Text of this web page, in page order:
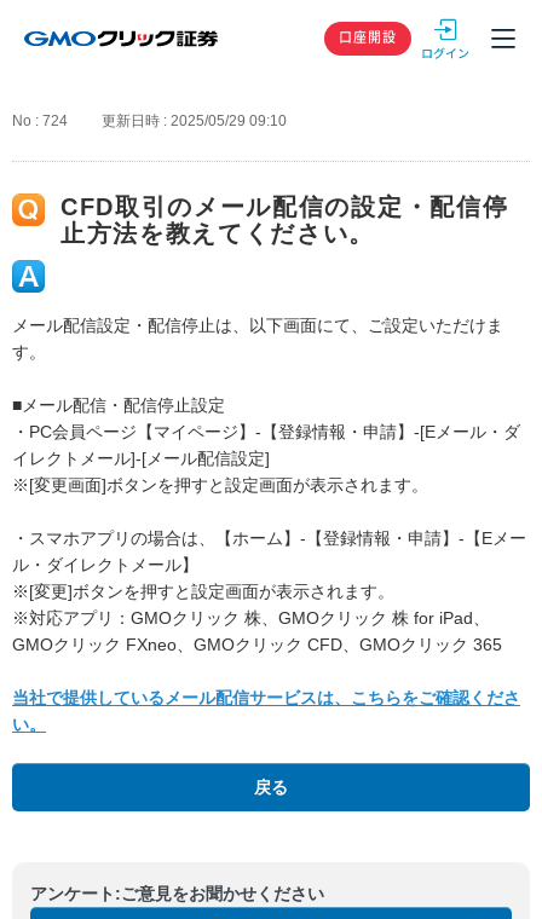
GMOクリック
口座開設
No : 724 更新日時 : 2025/05/29 09:10
CFD取引のメール配信の設定・配信停
止方法を教えてください。
メール配信設定・配信停止は、以下画面にて、ご設定いただけま
す。
■メール配信・配信停止設定
・PC会員ページ【マイページ】-【登録情報・申請】-[Eメール・ダ
イレクトメール]-[メール配信設定]
※[変更画面]ボタンを押すと設定画面が表示されます。
・スマホアプリの場合は、【ホーム】-【登録情報・申請】-【Eメー
ル・ダイレクトメール】
※[変更]ボタンを押すと設定画面が表示されます。
※対応アプリ：GMOクリック 株、GMOクリック 株 for iPad、
GMOクリック FXneo、GMOクリック CFD、GMOクリック 365
当社で提供しているメール配信サービスは、こちらをご確認くださ
い。
戻る
アンケート:ご意見をお聞かせください